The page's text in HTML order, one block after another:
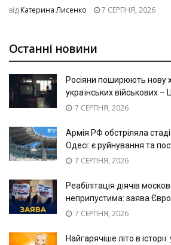
від Катерина Лисенко 7 СЕРПНЯ, 2026
Останні новини
Росіяни поширюють нову
українських військових –
7 СЕРПНЯ, 2026
Армія РФ обстріляла
Одесі: є руйнування та
7 СЕРПНЯ, 2026
Реабілітація діячів
неприпустима: заява
7 СЕРПНЯ, 2026
Найгарячіше літо в